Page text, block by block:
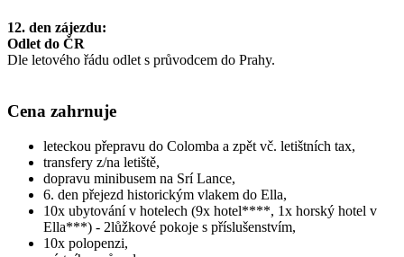
12. den zájezdu:
Odlet do ČR
Dle letového řádu odlet s průvodcem do Prahy.
Cena zahrnuje
leteckou přepravu do Colomba a zpět vč. letištních tax,
transfery z/na letiště,
dopravu minibusem na Srí Lance,
6. den přejezd historickým vlakem do Ella,
10x ubytování v hotelech (9x hotel****, 1x horský hotel v
Ella***) - 2lůžkové pokoje s příslušenstvím,
10x polopenzi,